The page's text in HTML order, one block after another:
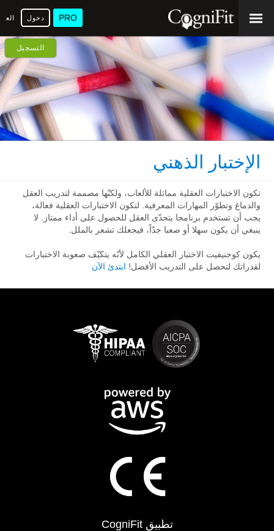
PRO دخول
التسجيل
الإختبار الذهني
تكون الاختبارات العقلية مماثلة للألعاب، ولكنّها مصممة لتدريب العقل
والدماغ وتطوّر المهارات المعرفية. لتكون الاختبارات العقلية فعالة،
يجب أن تستخدم برنامجا يتحدّى العقل للحصول على أداء ممتاز. لا
ينبغي أن يكون سهلا أو صعبا جدّاً، فيجعلك تشعر بالملل.
يكون كوجنيفيت الاختبار العقلي الكامل لأنّه يتكيّف صعوبة الاختبارات
لقدراتك لتحصل على التدريب الأفضل! ابتدئ الآن
تطبيق CogniFit